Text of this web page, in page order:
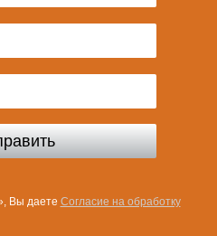
Вы даете Согласие на обработку